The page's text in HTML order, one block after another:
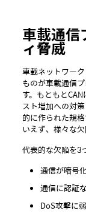
車載通信
ィ脅威
車載ネットワー
ものが車載通信プ
す。もともと
スト増加への対
的に作られた規
いえず、様々な欠
代表的な欠陥を3
通信が暗号
通信に認証
DoS攻撃に